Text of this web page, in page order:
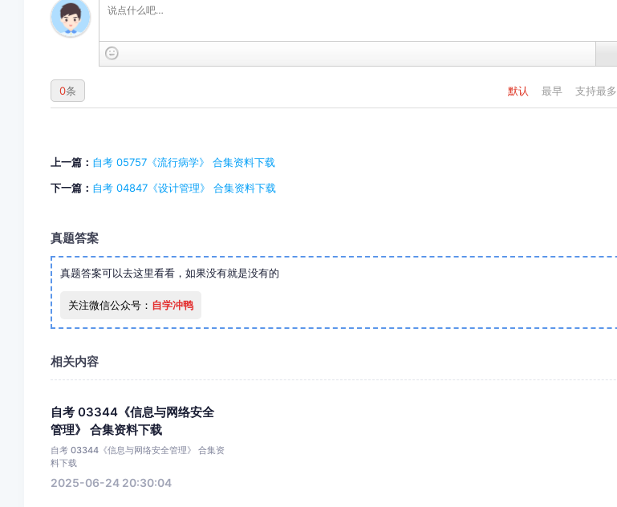
默认 最早 支持最多
0条
上一篇： 自考 05757《流行病学》 合集资料下载
下一篇： 自考 04847《设计管理》 合集资料下载
真题答案
真题答案可以去这里看看，如果没有就是没有的
关注微信公众号： 自学冲鸭
相关内容
自考 03344《信息与网络安全
管理》 合集资料下载
自考 03344《信息与网络安全管理》 合集资
料下载
2025-06-24 20:30:04